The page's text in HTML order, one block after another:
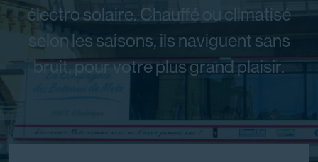
électro solaire. Chauffé ou climatisé
selon les saisons, ils naviguent sans
bruit, pour votre plus grand plaisir.